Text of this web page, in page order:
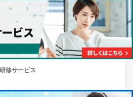
修サービス